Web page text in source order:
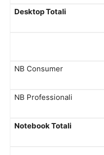
Desktop Totali
NB Consumer
NB Professionali
Notebook Totali